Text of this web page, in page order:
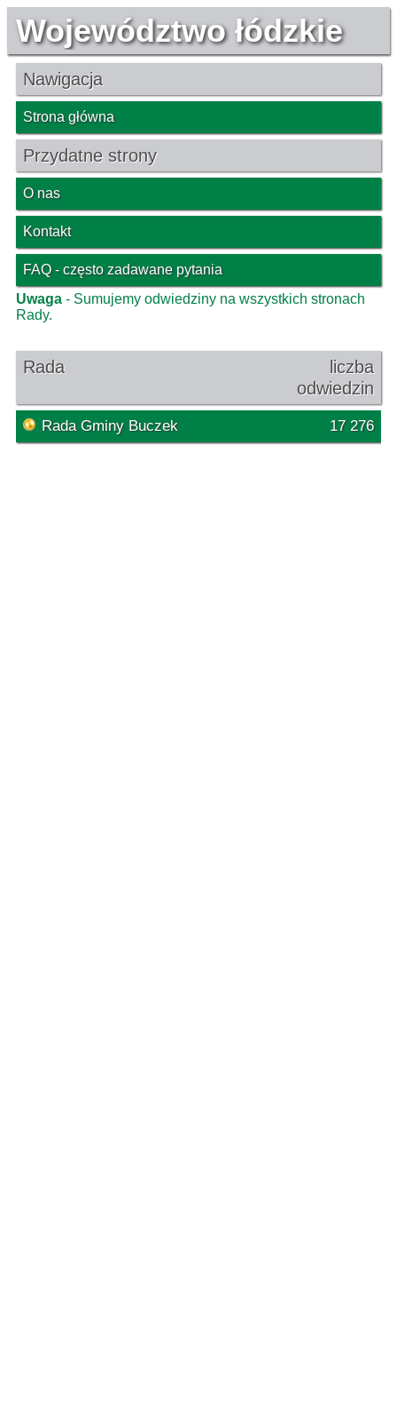
Województwo łódzkie
Nawigacja
Strona główna
Przydatne strony
O nas
Kontakt
FAQ - często zadawane pytania
Uwaga - Sumujemy odwiedziny na wszystkich stronach
Rady.
Rada
liczba
odwiedzin
Rada Gminy Buczek 17 276